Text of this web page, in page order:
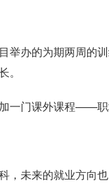
举办的为期两周的
一门课外课程——
，未来的就业方向